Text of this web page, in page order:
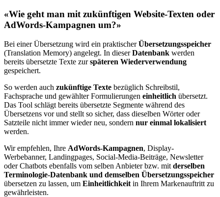
«Wie geht man mit zukünftigen Website-Texten oder
AdWords-Kampagnen um?»
Bei einer Übersetzung wird ein praktischerÜbersetzungsspeicher
(Translation Memory) angelegt. In dieserDatenbank werden
bereits übersetzte Texte zurspäteren Wiederverwendung
gespeichert.
So werden auch zukünftige Texte bezüglich Schreibstil,
Fachsprache und gewählter Formulierungen einheitlich übersetzt.
Das Tool schlägt bereits übersetzte Segmente während des
Übersetzens vor und stellt so sicher, dass dieselben Wörter oder
Satzteile nicht immer wieder neu, sondern nur einmal lokalisiert
werden.
Wir empfehlen, Ihre AdWords-Kampagnen, Display-
Werbebanner, Landingpages, Social-Media-Beiträge, Newsletter
oder Chatbots ebenfalls vom selben Anbieter bzw. mit derselben
Terminologie-Datenbank und demselben Übersetzungsspeicher
übersetzen zu lassen, um Einheitlichkeit in Ihrem Markenauftritt zu
gewährleisten.